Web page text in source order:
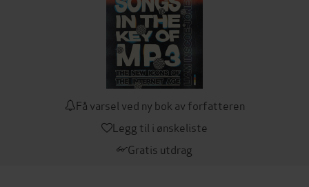
Få varsel ved ny bok av forfatteren
Legg til i ønskeliste
Gratis utdrag